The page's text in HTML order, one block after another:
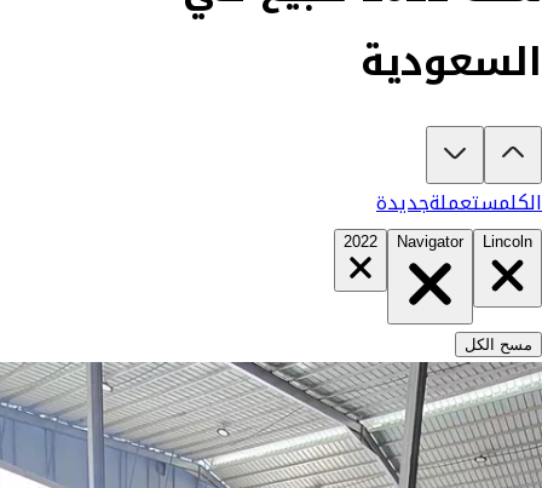
السعودية
تبغى تشتري لينكولن نافيغاتور 2022؟
الكلمستعملةجديدة
Lincoln
Navigator
2022
مسح الكل